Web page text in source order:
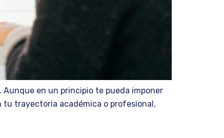
Aunque en un principio te pueda imponer
tu trayectoria académica o profesional,